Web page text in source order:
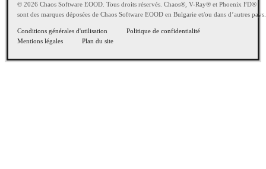
© 2026 Chaos Software EOOD. Tous droits réservés. Chaos®, V-Ray® et Phoenix FD®
sont des marques déposées de Chaos Software EOOD en Bulgarie et/ou dans d’autres pays.
Conditions générales d'utilisation
Politique de confidentialité
Mentions légales
Plan du site